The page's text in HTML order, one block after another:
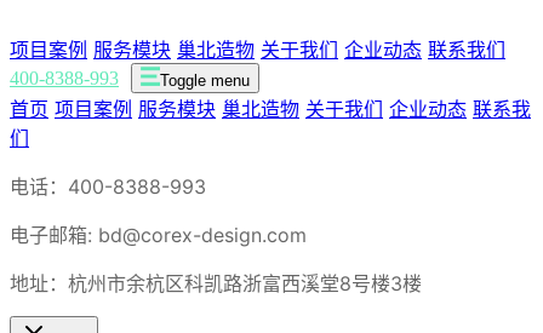
项目案例 服务模块 巢北造物 关于我们 企业动态 联系我们
400-8388-993 Toggle menu
首页 项目案例 服务模块 巢北造物 关于我们 企业动态 联系我
们
电话：400-8388-993
电子邮箱: bd@corex-design.com
地址：杭州市余杭区科凯路浙富西溪堂8号楼3楼